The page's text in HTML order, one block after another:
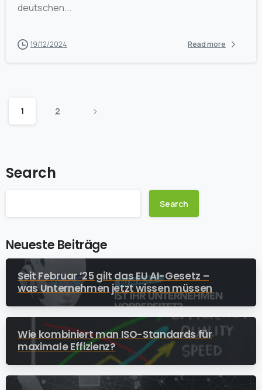
deutschen...
19/12/2024 Read more
1 2
Search
Search
Neueste Beiträge
Seit Februar ’25 gilt das EU AI-Gesetz –
was Unternehmen jetzt wissen müssen
Wie kombiniert man ISO-Standards für
maximale Effizienz?